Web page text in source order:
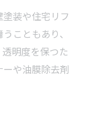
装や住宅リフ
こともあり、
明度を保つた
や油膜除去剤